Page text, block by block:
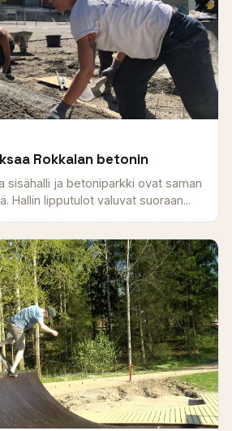
Rokkalan betonin
sisähalli ja betoniparkki ovat saman
Hallin lipputulot valuvat suoraan...